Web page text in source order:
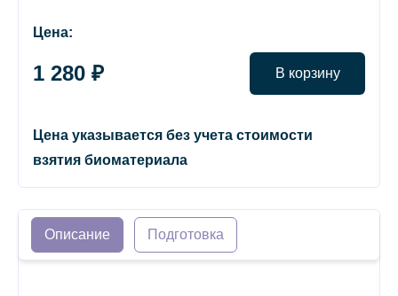
Цена:
1 280 ₽ В корзину
Цена указывается без учета стоимости
взятия биоматериала
Описание Подготовка